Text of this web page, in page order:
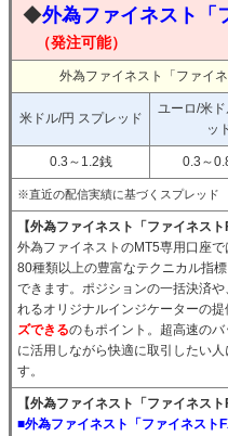
◆外為ファイネスト「
（発注可能）
外為ファイネスト「ファイ
米ドル/円 スプレッド
ユーロ/米
ッ
0.3～1.2銭 0.3～
※直近の配信実績に基づくスプレッド
【外為ファイネスト「ファイネス
外為ファイネストのMT5専用口座
80種類以上の豊富なテクニカル指
できます。ポジションの一括決済
れるオリジナルインジケーターの提
ズできるのもポイント。超高速の
に活用しながら快適に取引したい
す。
【外為ファイネスト「ファイネス
■外為ファイネスト「ファイネスト